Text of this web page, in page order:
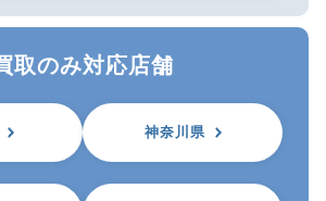
取のみ対応店舗
神奈川県